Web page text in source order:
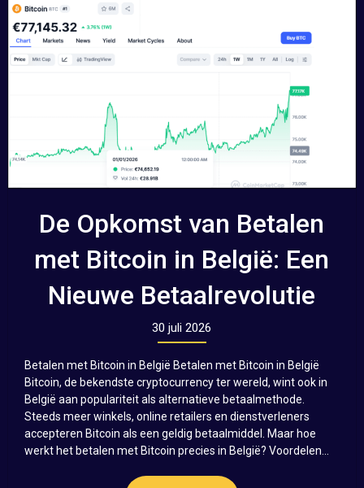
De Opkomst van Betalen
met Bitcoin in België: Een
Nieuwe Betaalrevolutie
30 juli 2026
Betalen met Bitcoin in België Betalen met Bitcoin in België
Bitcoin, de bekendste cryptocurrency ter wereld, wint ook in
België aan populariteit als alternatieve betaalmethode.
Steeds meer winkels, online retailers en dienstverleners
accepteren Bitcoin als een geldig betaalmiddel. Maar hoe
werkt het betalen met Bitcoin precies in België? Voordelen...